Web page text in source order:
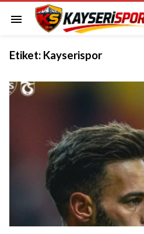
menu
Etiket: Kayserispor